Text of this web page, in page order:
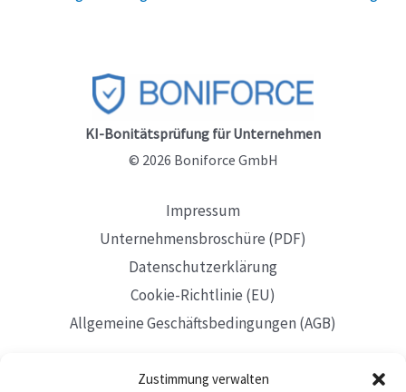
Zustimmung verwalten
KI-Bonitätsprüfung für Unternehmen
© 2026 Boniforce GmbH
Impressum
Unternehmensbroschüre (PDF)
Datenschutzerklärung
Cookie-Richtlinie (EU)
Allgemeine Geschäftsbedingungen (AGB)